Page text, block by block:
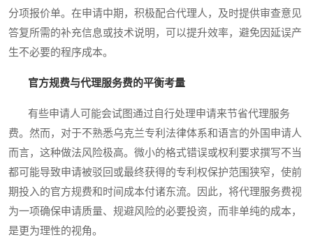
分项报价单。在申请中期，积极配合代理人，及时提供审查意见
答复所需的补充信息或技术说明，可以提升效率，避免因延误产
生不必要的程序成本。
官方规费与代理服务费的平衡考量
有些申请人可能会试图通过自行处理申请来节省代理服务
费。然而，对于不熟悉乌克兰专利法律体系和语言的外国申请人
而言，这种做法风险极高。微小的格式错误或权利要求撰写不当
都可能导致申请被驳回或最终获得的专利权保护范围狭窄，使前
期投入的官方规费和时间成本付诸东流。因此，将代理服务费视
为一项确保申请质量、规避风险的必要投资，而非单纯的成本，
是更为理性的视角。